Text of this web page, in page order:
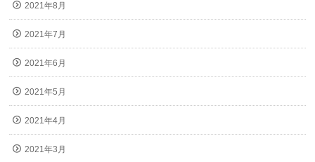
2021年8月
2021年7月
2021年6月
2021年5月
2021年4月
2021年3月